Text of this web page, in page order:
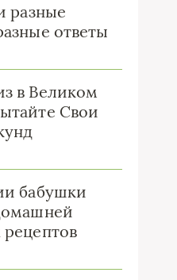
разные
ответы
в Великом
Свои
бабушки